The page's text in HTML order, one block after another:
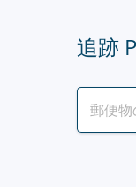
追跡